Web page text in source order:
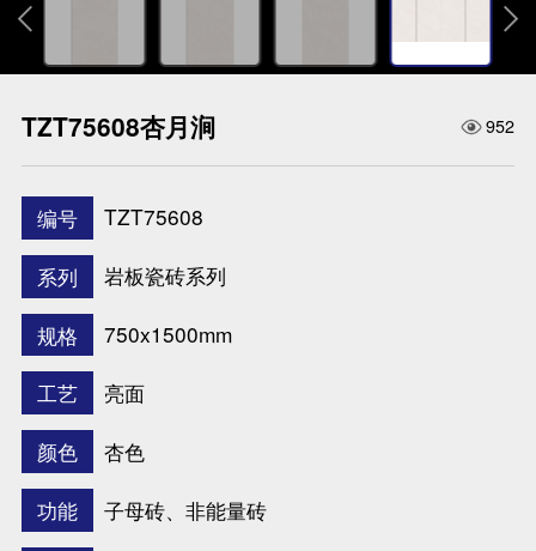
 
TZT75608杏月涧 952
编号
TZT75608
系列
岩板瓷砖系列
规格
750x1500mm
工艺
亮面
颜色
杏色
功能
子母砖、非能量砖